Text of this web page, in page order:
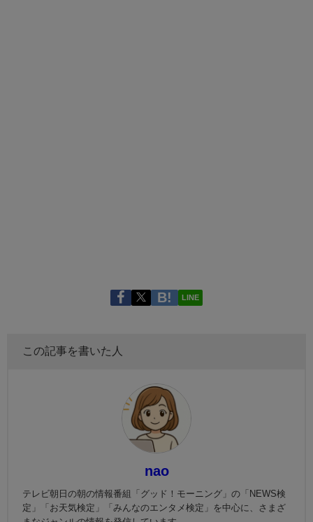
LINE
この記事を書いた人
nao
テレビ朝日の朝の情報番組「グッド！モーニング」の「NEWS検
定」「お天気検定」「みんなのエンタメ検定」を中心に、さまざ